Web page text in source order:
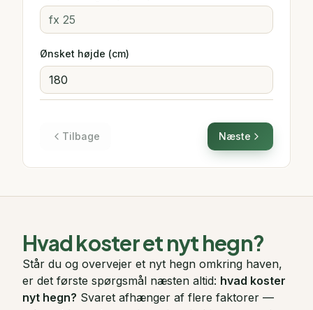
Ønsket højde (cm)
Tilbage Næste
Hvad koster et nyt hegn?
Står du og overvejer et nyt hegn omkring haven,
er det første spørgsmål næsten altid: hvad koster
nyt hegn? Svaret afhænger af flere faktorer —